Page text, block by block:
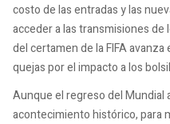
costo de las entradas y las
acceder a las transmisiones de
del certamen de la FIFA
quejas por el impacto a los
Aunque el regreso del Mundial
acontecimiento histórico, para